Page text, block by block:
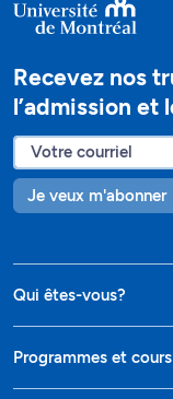
Recevez nos
l’admission et
Je veux m'abonner
Qui êtes-vous?
Programmes et cours